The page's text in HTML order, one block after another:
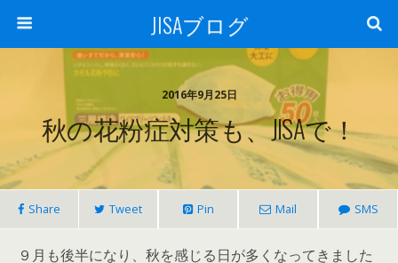
JISAブログ
2016年9月25日
秋の花粉症対策も、JISAで！
Share Tweet Pin Mail SMS
９月も後半になり、秋を感じる日が多くなってきました